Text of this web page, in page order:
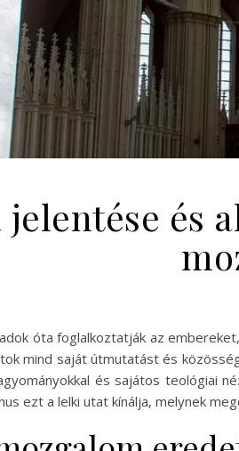
és
óta foglalkoztatják az
mind saját útmutatást és
és sajátos teológiai
ezt a lelki utat kínálja, melynek